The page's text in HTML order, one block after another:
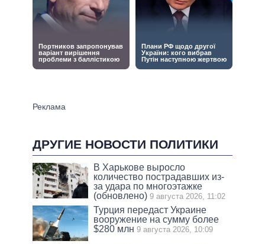
ДРУГИЕ НОВОСТИ ПОЛИТИКИ
В Харькове выросло
количество пострадавших из-
за удара по многоэтажке
(обновлено) 9 августа 2026, 11:02
Турция передаст Украине
вооружение на сумму более
$280 млн 9 августа 2026, 10:09